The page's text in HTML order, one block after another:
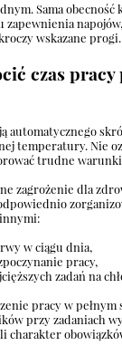
Sama
zapewnienia
wskazane progi.
czas pracy
automatycznego
temperatury. Nie
trudne
zagrożenie dla
w ciągu dnia,
pracy,
zadań na
pracy w pełnym
przy zadaniach
charakter